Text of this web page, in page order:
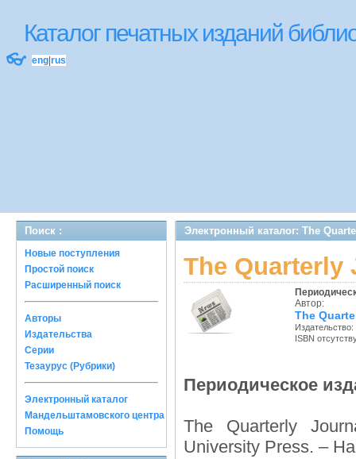
Каталог печатных изданий
👓 eng rus
Поиск :
Новые поступления
Простой поиск
Расширенный поиск
Авторы
Издательства
Серии
Тезаурус (Рубрики)
Электронный каталог
Мандельштамовского центра
Помощь
Электронный каталог: The
The Quarterly
Автор:
The
Издательство:
ISBN
Периодическое
The Quarterly
University Press. –